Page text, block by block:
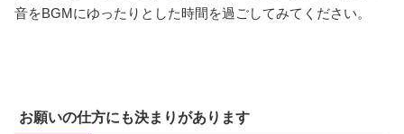
音をBGMにゆったりとした時間を過ごしてみてください。
お願いの仕方にも決まりがあります